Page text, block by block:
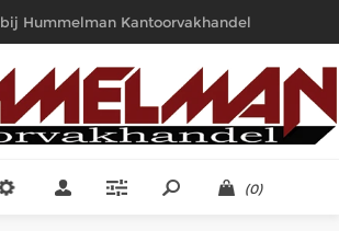
Hummelman Kantoorvakhandel
(0)